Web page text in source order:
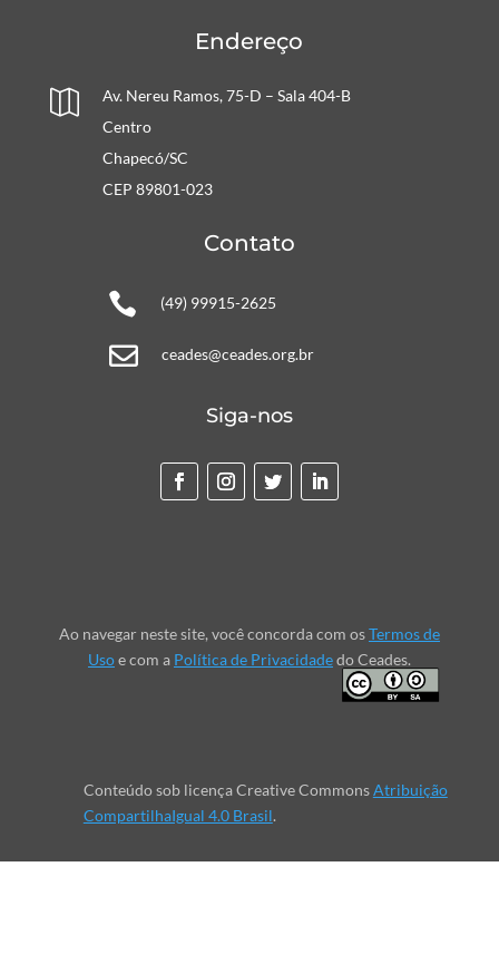
Endereço

Av. Nereu Ramos, 75-D – Sala 404-B
Centro
Chapecó/SC
CEP 89801-023
Contato
 (49) 99915-2625
 ceades@ceades.org.br
Siga-nos
Ao navegar neste site, você concorda com osTermos de
Usoe com a Política de Privacidadedo Ceades.
Conteúdo sob licença Creative CommonsAtribuição
CompartilhaIgual 4.0 Brasil.